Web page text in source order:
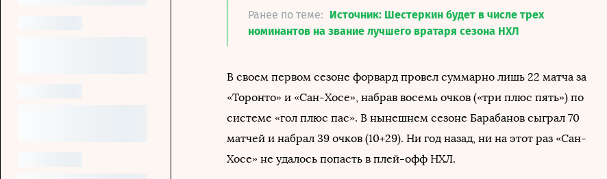
Ранее по теме: Источник: Шестеркин будет в числе трех
номинантов на звание лучшего вратаря сезона НХЛ
В своем первом сезоне форвард провел суммарно лишь 22 матча за
«Торонто» и «Сан-Хосе», набрав восемь очков («три плюс пять») по
системе «гол плюс пас». В нынешнем сезоне Барабанов сыграл 70
матчей и набрал 39 очков (10+29). Ни год назад, ни на этот раз «Сан-
Хосе» не удалось попасть в плей-офф НХЛ.